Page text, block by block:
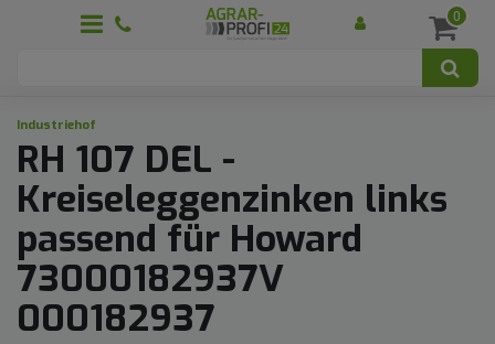
0
Industriehof
RH 107 DEL -
Kreiseleggenzinken links
passend für Howard
73000182937V
000182937